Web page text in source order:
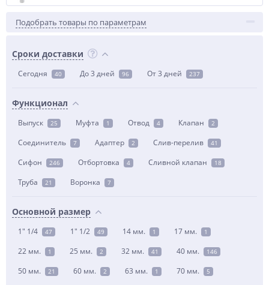
Подобрать товары по параметрам
Сроки доставки
Сегодня 40 До 3 дней 96 От 3 дней 237
Функционал
Выпуск 25 Муфта 1 Отвод 4 Клапан 2
Соединитель 7 Адаптер 2 Слив-перелив 41
Сифон 246 Отбортовка 4 Сливной клапан 18
Труба 21 Воронка 7
Основной размер
1" 1/4 47 1" 1/2 49 14 мм. 1 17 мм. 1
22 мм. 1 25 мм. 2 32 мм. 41 40 мм. 146
50 мм. 21 60 мм. 2 63 мм. 1 70 мм. 5